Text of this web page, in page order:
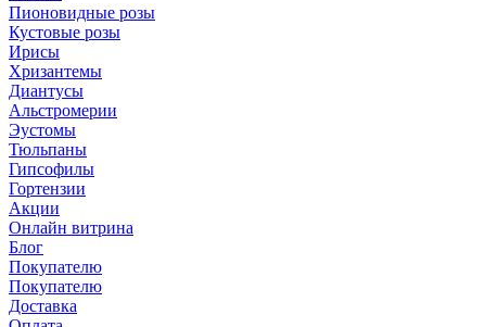
Пионовидные розы
Кустовые розы
Ирисы
Хризантемы
Диантусы
Альстромерии
Эустомы
Тюльпаны
Гипсофилы
Гортензии
Акции
Онлайн витрина
Блог
Покупателю
Покупателю
Доставка